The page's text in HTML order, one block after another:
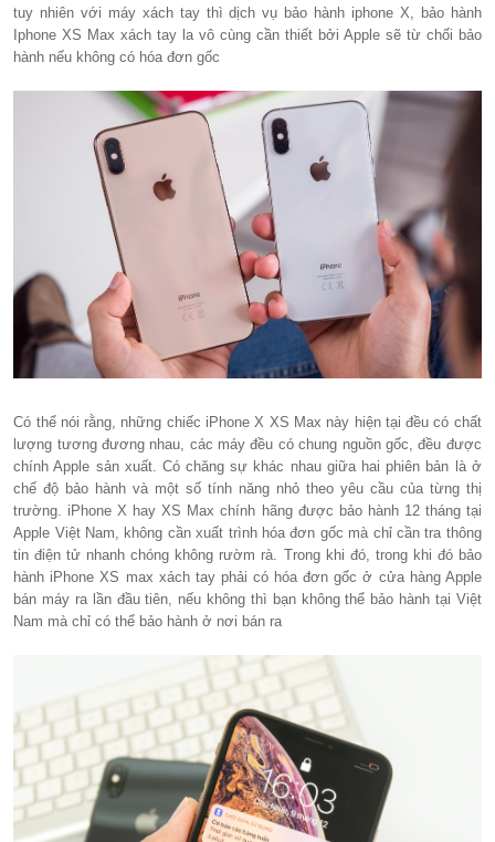
tuy nhiên với máy xách tay thì dịch vụ bảo hành iphone X, bảo hành
Iphone XS Max xách tay la vô cùng cần thiết bởi Apple sẽ từ chối bảo
hành nếu không có hóa đơn gốc
Có thể nói rằng, những chiếc iPhone X XS Max này hiện tại đều có chất
lượng tương đương nhau, các máy đều có chung nguồn gốc, đều được
chính Apple sản xuất. Có chăng sự khác nhau giữa hai phiên bản là ở
chế độ bảo hành và một số tính năng nhỏ theo yêu cầu của từng thị
trường. iPhone X hay XS Max chính hãng được bảo hành 12 tháng tại
Apple Việt Nam, không cần xuất trình hóa đơn gốc mà chỉ cần tra thông
tin điện tử nhanh chóng không rườm rà. Trong khi đó, trong khi đó bảo
hành iPhone XS max xách tay phải có hóa đơn gốc ở cửa hàng Apple
bán máy ra lần đầu tiên, nếu không thì bạn không thể bảo hành tại Việt
Nam mà chỉ có thể bảo hành ở nơi bán ra